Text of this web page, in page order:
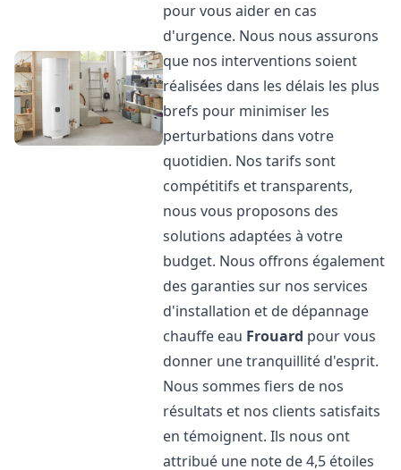
pour vous aider en cas
d'urgence. Nous nous assurons
que nos interventions soient
réalisées dans les délais les plus
brefs pour minimiser les
perturbations dans votre
quotidien. Nos tarifs sont
compétitifs et transparents,
nous vous proposons des
solutions adaptées à votre
budget. Nous offrons également
des garanties sur nos services
d'installation et de dépannage
chauffe eau Frouard pour vous
donner une tranquillité d'esprit.
Nous sommes fiers de nos
résultats et nos clients satisfaits
en témoignent. Ils nous ont
attribué une note de 4,5 étoiles